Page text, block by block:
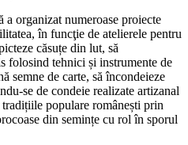
organizat numeroase proiecte
în funcţie de atelierele pentru
căsuțe din lut, să
folosind tehnici și instrumente de
semne de carte, să încondeieze
se de condeie realizate artizanal
tradițiile populare românești prin
din semințe cu rol în sporul